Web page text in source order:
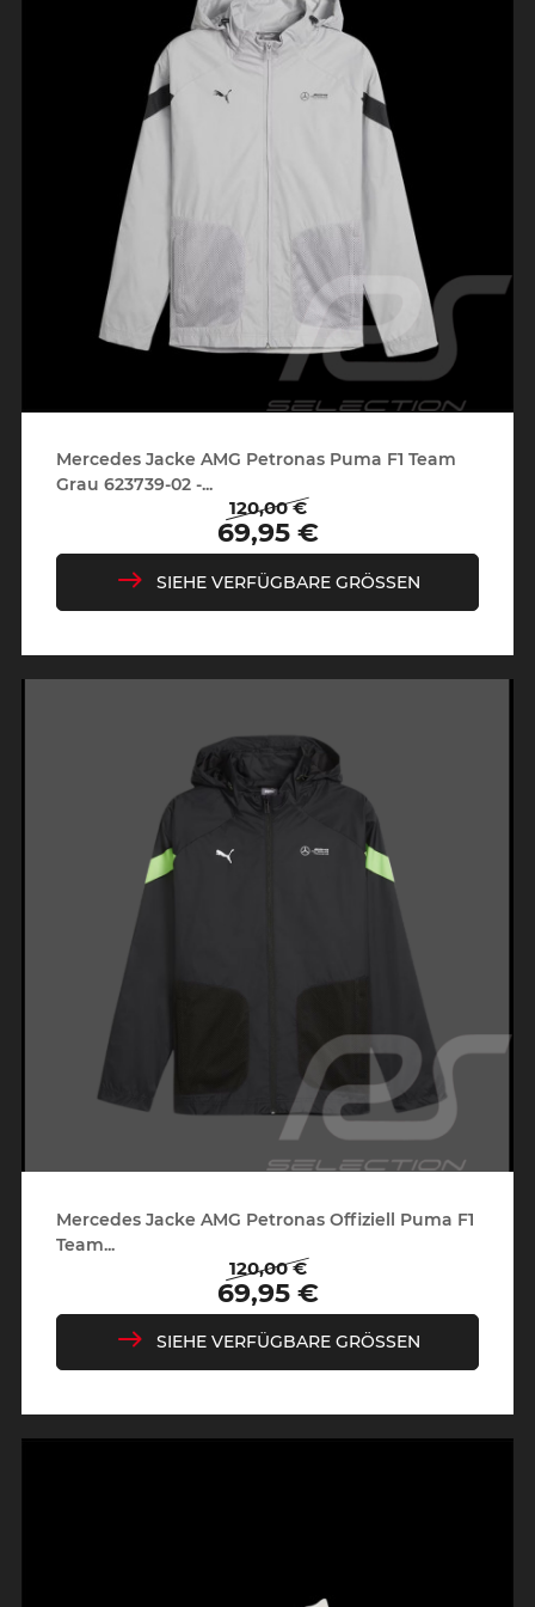
Mercedes Jacke AMG Petronas Puma F1 Team
Grau 623739-02 -...
Regulärer
Preis
120,00 €
Preis
69,95 €
SIEHE VERFÜGBARE GRÖSSEN
Mercedes Jacke AMG Petronas Offiziell Puma F1
Team...
Regulärer
Preis
120,00 €
Preis
69,95 €
SIEHE VERFÜGBARE GRÖSSEN